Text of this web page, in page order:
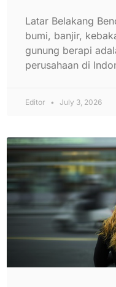
Latar Belakang
bumi, banjir,
gunung berapi
perusahaan di
Editor July 3, 2026